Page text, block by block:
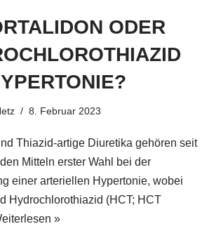
ODER
8. Februar 2023
Thiazid-artige Diuretika gehören seit
Mitteln erster Wahl bei der
einer arteriellen Hypertonie, wobei
Hydrochlorothiazid (HCT; HCT
»